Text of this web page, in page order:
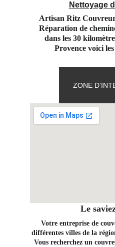
Nettoyage
Artisan Ritz
Réparation de
dans les 30
Provence voici
ZONE
Le
Votre entreprise de
différentes villes de la
Vous recherchez un